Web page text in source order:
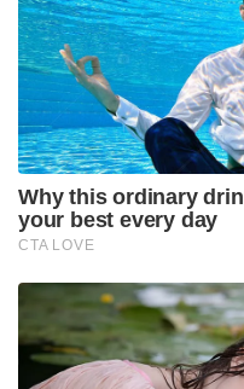
Why this ordinary
your best every day
CTA LOVE